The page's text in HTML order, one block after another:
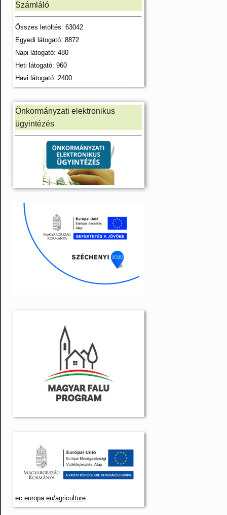
Számláló
Összes letöltés: 63042
Egyedi látogató: 8872
Napi látogató: 480
Heti látogató: 960
Havi látogató: 2400
Önkormányzati elektronikus
ügyintézés
ec.europa.eu/agriculture